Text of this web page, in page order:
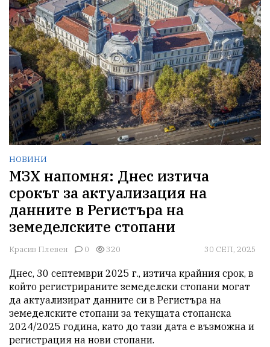
НОВИНИ
МЗХ напомня: Днес изтича
срокът за актуализация на
данните в Регистъра на
земеделските стопани
Красив Плевен 0 320 30 СЕП, 2025
Днес, 30 септември 2025 г., изтича крайния срок, в
който регистрираните земеделски стопани могат
да актуализират данните си в Регистъра на
земеделските стопани за текущата стопанска
2024/2025 година, като до тази дата е възможна и
регистрация на нови стопани.